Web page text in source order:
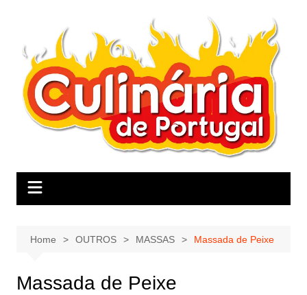
Home OUTROS MASSAS Massada de Peixe
Massada de Peixe